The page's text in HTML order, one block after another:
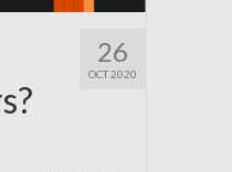
26
OCT 2020